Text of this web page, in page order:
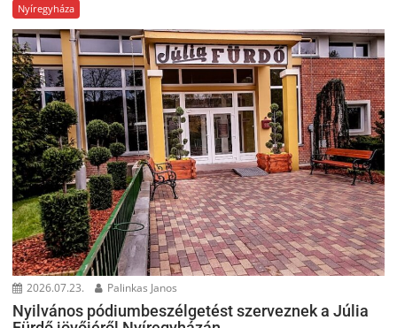
Nyíregyháza
2026.07.23. Palinkas Janos
Nyilvános pódiumbeszélgetést szerveznek a Júlia